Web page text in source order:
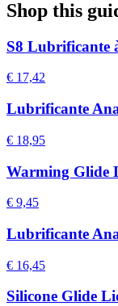
Shop this
S8 Lubrificante
€ 17,42
Lubrificante
€ 18,95
Warming Glide
€ 9,45
Lubrificante
€ 16,45
Silicone Glide